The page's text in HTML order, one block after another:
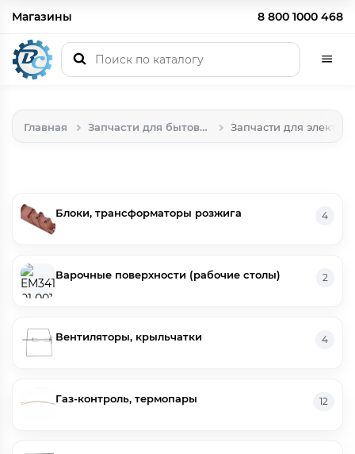
Магазины 8 800 1000 468
Главная Запчасти для бытовой техники Запчасти для
Блоки, трансформаторы розжига 4
Варочные поверхности (рабочие столы) 2
Вентиляторы, крыльчатки 4
Газ-контроль, термопары 12